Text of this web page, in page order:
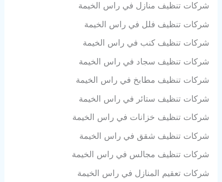
شركات تنظيف منازل في راس الخيمة
شركات تنظيف فلل في راس الخيمة
شركات تنظيف كنب في راس الخيمة
شركات تنظيف سجاد في راس الخيمة
شركات تنظيف مطابخ في راس الخيمة
شركات تنظيف ستائر في راس الخيمة
شركات تنظيف خزانات في راس الخيمة
شركات تنظيف شقق في راس الخيمة
شركات تنظيف مجالس في راس الخيمة
شركات تعقيم المنازل في راس الخيمة